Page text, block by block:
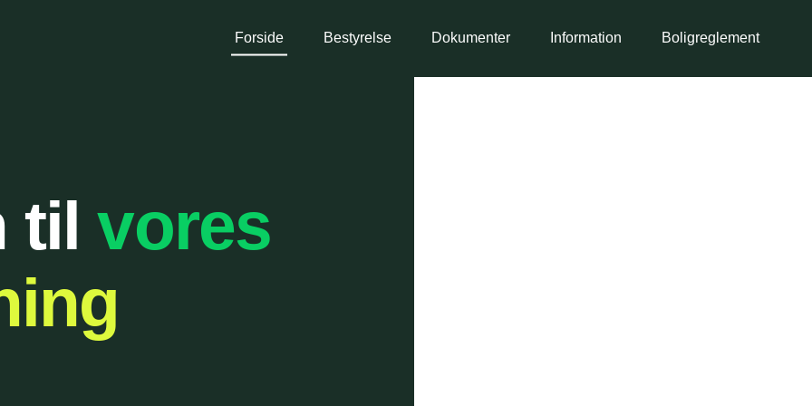
Forside Bestyrelse Dokumenter Information Boligreglement
tilvores